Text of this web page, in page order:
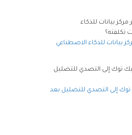
بيانات للذكاء الاصطناعي
توك إلى التصدي للتضليل بعد